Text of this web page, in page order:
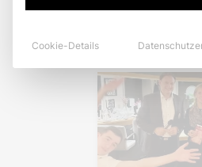
Cookie-Details